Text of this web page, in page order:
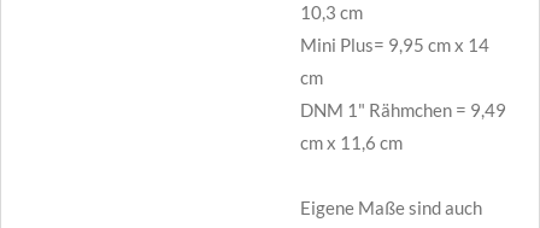
10,3 cm
Mini Plus= 9,95 cm x 14
cm
DNM 1" Rähmchen = 9,49
cm x 11,6 cm
Eigene Maße sind auch